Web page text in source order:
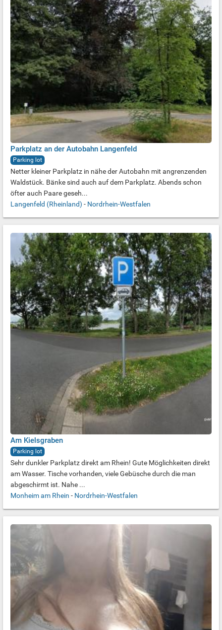
Parkplatz an der Autobahn Langenfeld
Parking lot
Netter kleiner Parkplatz in nähe der Autobahn mit angrenzenden
Waldstück. Bänke sind auch auf dem Parkplatz. Abends schon
öfter auch Paare geseh...
Langenfeld (Rheinland) - Nordrhein-Westfalen
Am Kielsgraben
Parking lot
Sehr dunkler Parkplatz direkt am Rhein! Gute Möglichkeiten direkt
am Wasser. Tische vorhanden, viele Gebüsche durch die man
abgeschirmt ist. Nahe ...
Monheim am Rhein - Nordrhein-Westfalen